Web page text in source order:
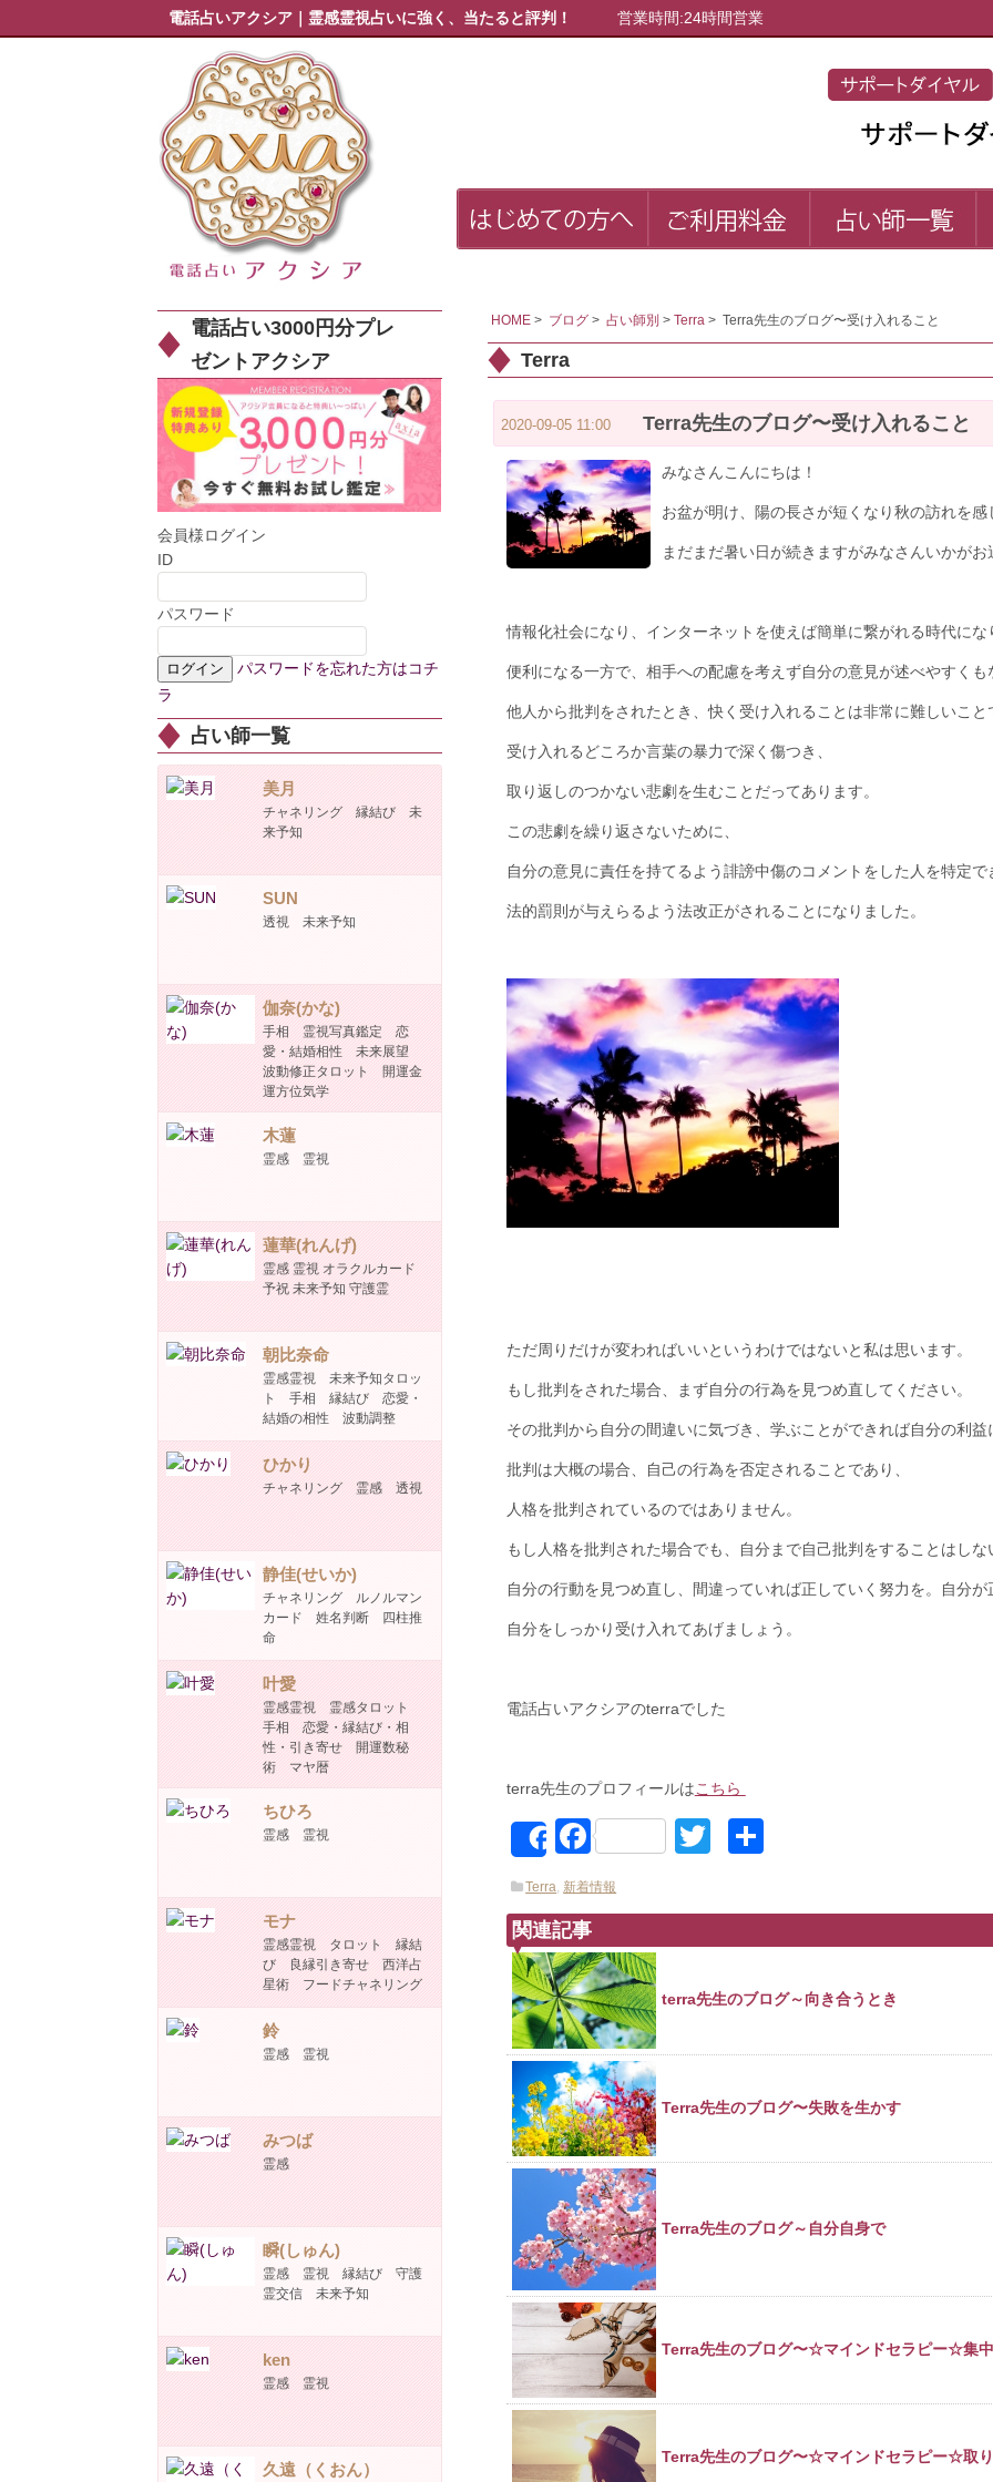
電話占いアクシア｜霊感霊視占いに強く、当たると評判！ 営業時間:24時間営業
電話占い3000円分プレ
ゼントアクシア
会員様ログイン
ID
パスワード
パスワードを忘れた方はコチ
ラ
占い師一覧
美月
チャネリング 縁結び 未
来予知
SUN
透視 未来予知
伽奈(かな)
手相 霊視写真鑑定 恋
愛・結婚相性 未来展望
波動修正タロット 開運金
運方位気学
木蓮
霊感 霊視
蓮華(れんげ)
霊感 霊視 オラクルカード
予祝 未来予知 守護霊
朝比奈命
霊感霊視 未来予知タロッ
ト 手相 縁結び 恋愛・
結婚の相性 波動調整
ひかり
チャネリング 霊感 透視
静佳(せいか)
チャネリング ルノルマン
カード 姓名判断 四柱推
命
叶愛
霊感霊視 霊感タロット
手相 恋愛・縁結び・相
性・引き寄せ 開運数秘
術 マヤ暦
ちひろ
霊感 霊視
モナ
霊感霊視 タロット 縁結
び 良縁引き寄せ 西洋占
星術 フードチャネリング
鈴
霊感 霊視
みつば
霊感
瞬(しゅん)
霊感 霊視 縁結び 守護
霊交信 未来予知
ken
霊感 霊視
久遠（くおん）
HOME> ブログ> 占い師別 > Terra> Terra先生のブログ〜受け入れること
Terra
2020-09-05 11:00 Terra先生のブログ〜受け入れること
みなさんこんにちは！
お盆が明け、陽の長さが短くなり秋の訪れを感
まだまだ暑い日が続きますがみなさんいかがお
情報化社会になり、インターネットを使えば簡単に繋がれる時代にな
便利になる一方で、相手への配慮を考えず自分の意見が述べやすくも
他人から批判をされたとき、快く受け入れることは非常に難しいこと
受け入れるどころか言葉の暴力で深く傷つき、
取り返しのつかない悲劇を生むことだってあります。
この悲劇を繰り返さないために、
自分の意見に責任を持てるよう誹謗中傷のコメントをした人を特定で
法的罰則が与えらるよう法改正がされることになりました。
ただ周りだけが変わればいいというわけではないと私は思います。
もし批判をされた場合、まず自分の行為を見つめ直してください。
その批判から自分の間違いに気づき、学ぶことができれば自分の利益
批判は大概の場合、自己の行為を否定されることであり、
人格を批判されているのではありません。
もし人格を批判された場合でも、自分まで自己批判をすることはしな
自分の行動を見つめ直し、間違っていれば正していく努力を。自分が
自分をしっかり受け入れてあげましょう。
電話占いアクシアのterraでした
terra先生のプロフィールはこちら
ShareFacebookTwitter
Terra, 新着情報
関連記事
terra先生のブログ～向き合うとき
Terra先生のブログ〜失敗を生かす
Terra先生のブログ～自分自身で
Terra先生のブログ〜☆マインドセラピー☆集
Terra先生のブログ〜☆マインドセラピー☆取